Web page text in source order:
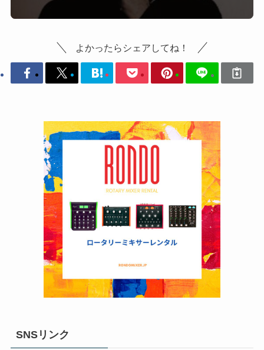
よかったらシェアしてね！
SNSリンク